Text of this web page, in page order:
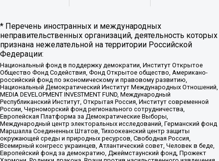
* Перечень иностранных и международных
неправительственных организаций, деятельность которых
признана нежелательной на территории Российской
Федерации:
Национальный фонд в поддержку демократии, Институт Открытое
Общество Фонд Содействия, Фонд Открытое общество, Американо-
российский фонд по экономическому и правовому развитию,
Национальный Демократический Институт Международных Отношений,
MEDIA DEVELOPMENT INVESTMENT FUND, Международный
Республиканский Институт, Открытая Россия, Институт современной
России, Черноморский фонд регионального сотрудничества,
Европейская Платформа за Демократические Выборы,
Международный центр электоральных исследований, Германский фонд
Маршалла Соединенных Штатов, Тихоокеанский центр защиты
окружающей среды и природных ресурсов, Свободная Россия,
Всемирный конгресс украинцев, Атлантический совет, Человек в беде,
Европейский фонд за демократию, Джеймстаунский фонд, Прожект